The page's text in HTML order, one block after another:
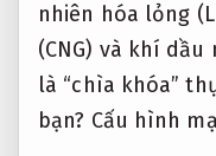
nhiên hóa lỏng
(CNG) và khí
là “chìa khóa”
bạn? Cấu hình